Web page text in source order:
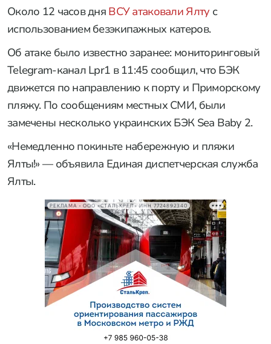
Около 12 часов дня ВСУ атаковали Ялтус
использованием безэкипажных катеров.
Об атаке было известно заранее: мониторинговый
Telegram-канал Lpr1 в 11:45 сообщил, что БЭК
движется по направлению к порту и Приморскому
пляжу. По сообщениям местных СМИ, были
замечены несколько украинских БЭК Sea Baby 2.
«Немедленно покиньте набережную и пляжи
Ялты!» — объявила Единая диспетчерская служба
Ялты.
РЕКЛАМА • ООО «СТАЛЬКРЕП» ИНН 7724892340